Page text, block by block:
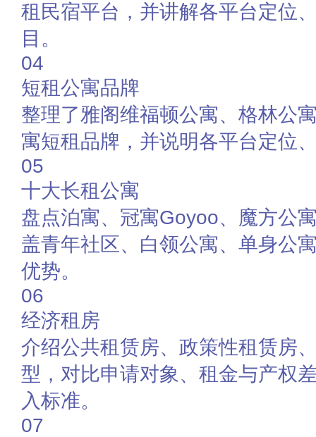
租民宿平台，并讲解各平台定位
目。
04
短租公寓品牌
整理了雅阁维福顿公寓、格林公
寓短租品牌，并说明各平台定位
05
十大长租公寓
盘点泊寓、冠寓Goyoo、魔方公
盖青年社区、白领公寓、单身公
优势。
06
经济租房
介绍公共租赁房、政策性租赁房
型，对比申请对象、租金与产权
入标准。
07